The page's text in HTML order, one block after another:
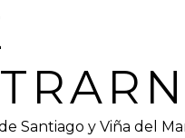
Santiago y Viña del